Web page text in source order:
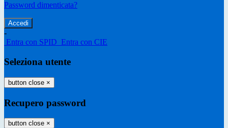
Password dimenticata?
-
Entra con SPID Entra con CIE
Seleziona utente
button close ×
Recupero password
button close ×